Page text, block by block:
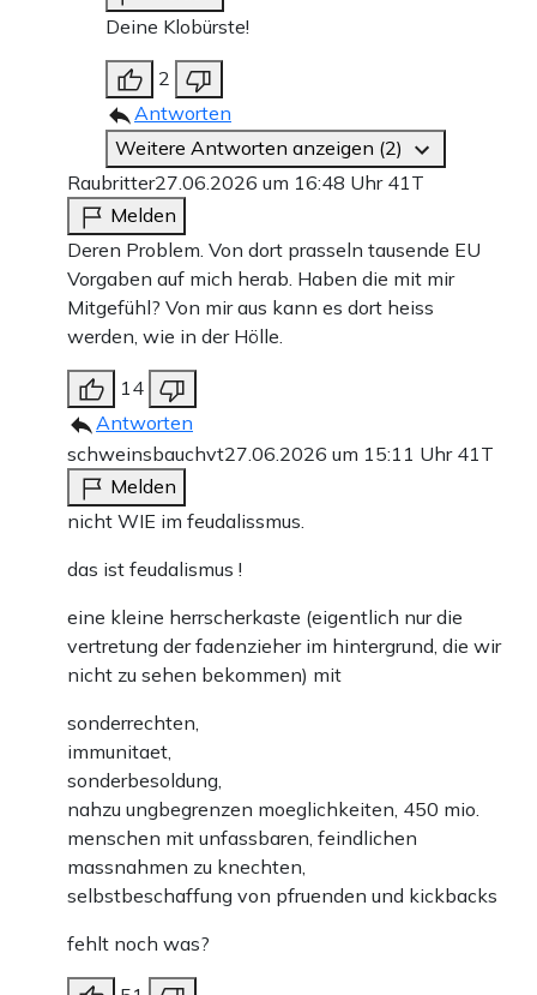
Deine Klobürste!
2
Antworten
Weitere Antworten anzeigen (2)
Raubritter27.06.2026 um 16:48 Uhr 41T
Melden
Deren Problem. Von dort prasseln tausende EU
Vorgaben auf mich herab. Haben die mit mir
Mitgefühl? Von mir aus kann es dort heiss
werden, wie in der Hölle.
14
Antworten
schweinsbauchvt27.06.2026 um 15:11 Uhr 41T
Melden
nicht WIE im feudalissmus.
das ist feudalismus !
eine kleine herrscherkaste (eigentlich nur die
vertretung der fadenzieher im hintergrund, die wir
nicht zu sehen bekommen) mit
sonderrechten,
immunitaet,
sonderbesoldung,
nahzu ungbegrenzen moeglichkeiten, 450 mio.
menschen mit unfassbaren, feindlichen
massnahmen zu knechten,
selbstbeschaffung von pfruenden und kickbacks
fehlt noch was?